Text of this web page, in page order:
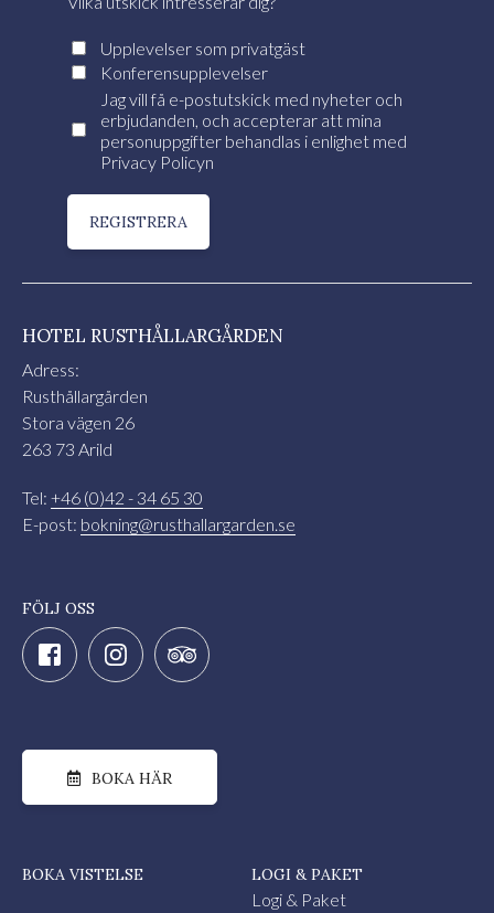
Upplevelser som privatgäst
Konferensupplevelser
Jag vill få e-postutskick med nyheter och
erbjudanden, och accepterar att mina
personuppgifter behandlas i enlighet med
Privacy Policyn
REGISTRERA
HOTEL RUSTHÅLLARGÅRDEN
Adress:
Rusthållargården
Stora vägen 26
263 73 Arild
Tel: +46 (0)42 - 34 65 30
E-post: bokning@rusthallargarden.se
FÖLJ OSS
BOKA HÄR
BOKA VISTELSE LOGI & PAKET
Logi & Paket